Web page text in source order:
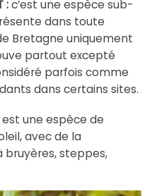
:c’est une espèce sub-
dans toute
Bretagne uniquement
partout excepté
parfois comme
dans certains sites.
une espèce de
avec de la
bruyères, steppes,